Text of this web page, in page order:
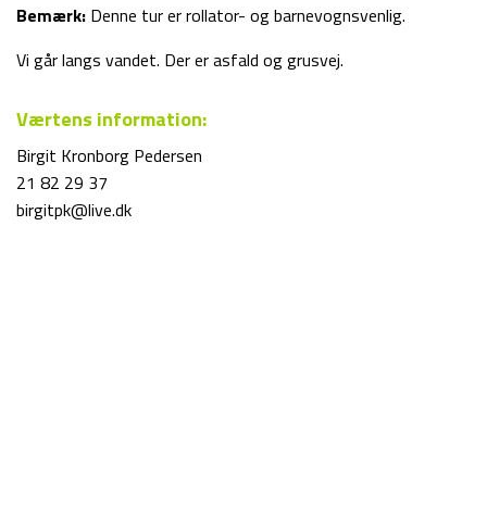
Bemærk: Denne tur er rollator- og barnevognsvenlig.
Vi går langs vandet. Der er asfald og grusvej.
Værtens information:
Birgit Kronborg Pedersen
21 82 29 37
birgitpk@live.dk